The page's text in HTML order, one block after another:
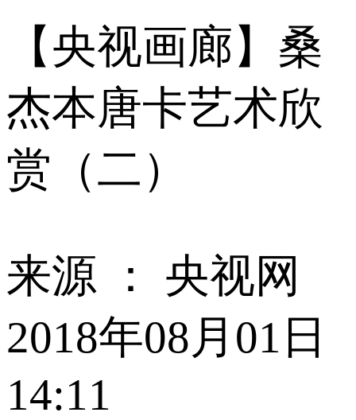
【央视画廊】桑
杰本唐卡艺术欣
赏（二）
来源 ： 央视网
2018年08月01日
14:11